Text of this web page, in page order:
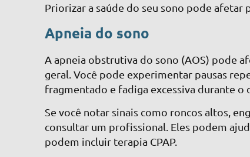
Priorizar a saúde do seu sono pode afetar
Apneia do sono
A apneia obstrutiva do sono (AOS) pode
geral. Você pode experimentar pausas
fragmentado e fadiga excessiva durante o
Se você notar sinais como roncos altos,
consultar um profissional. Eles podem
podem incluir terapia CPAP.